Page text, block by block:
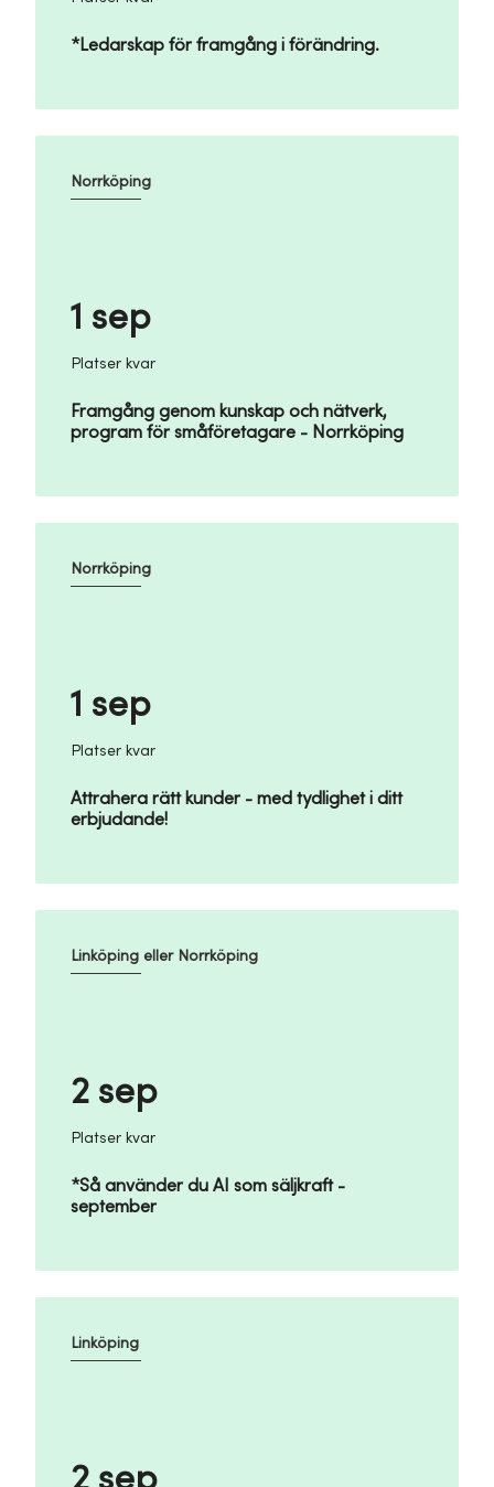
*Ledarskap för framgång i förändring.
Framgång genom kunskap och nätverk,
program för småföretagare - Norrköping
1 sep
Platser kvar
Norrköping
Attrahera rätt kunder - med tydlighet i ditt
erbjudande!
1 sep
Platser kvar
Norrköping
*Så använder du AI som säljkraft -
september
2 sep
Platser kvar
Linköping eller Norrköping
Linköping